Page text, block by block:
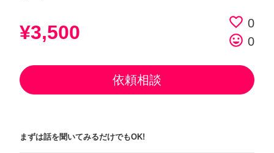
¥3,500 favorite_border 0
tag_faces 0
依頼相談
まずは話を聞いてみるだけでもOK!